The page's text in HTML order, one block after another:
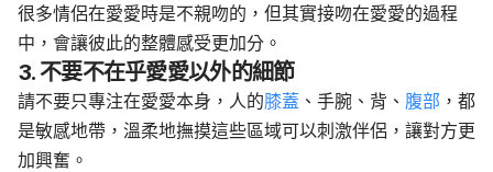
很多情侶在愛愛時是不親吻的，但其實接吻在愛愛的過程
中，會讓彼此的整體感受更加分。
3. 不要不在乎愛愛以外的細節
請不要只專注在愛愛本身，人的膝蓋 、手腕、背、 腹部 ，都
是敏感地帶，溫柔地撫摸這些區域可以刺激伴侶，讓對方更
加興奮。